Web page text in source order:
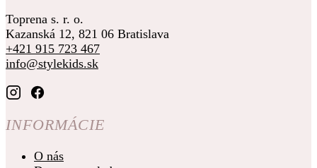
Toprena s. r. o.
Kazanská 12, 821 06 Bratislava
+421 915 723 467
info@stylekids.sk
INFORMÁCIE
O nás